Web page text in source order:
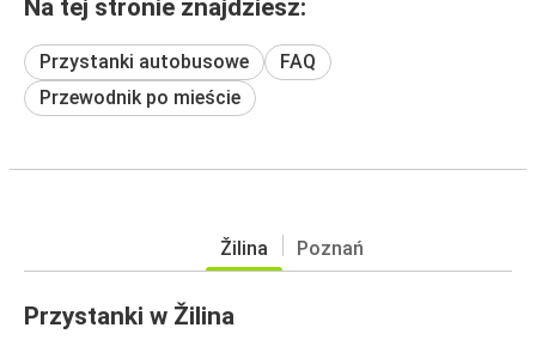
Na tej stronie znajdziesz:
Przystanki autobusowe
FAQ
Przewodnik po mieście
Žilina Poznań
Przystanki w Žilina